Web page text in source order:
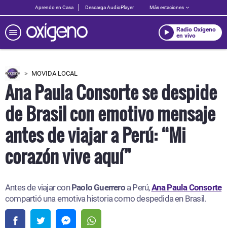
Aprendo en Casa Descarga AudioPlayer Más estaciones
Radio Oxígeno
en vivo
MOVIDA LOCAL
Ana Paula Consorte se despide
de Brasil con emotivo mensaje
antes de viajar a Perú: “Mi
corazón vive aquí”
Antes de viajar conPaolo Guerreroa Perú,Ana Paula Consorte
compartió una emotiva historia como despedida en Brasil.